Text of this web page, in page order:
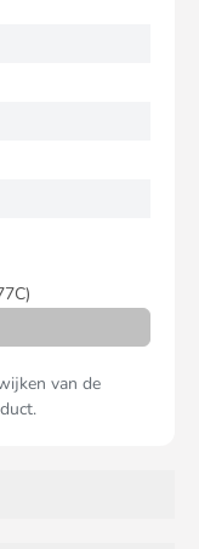
van de